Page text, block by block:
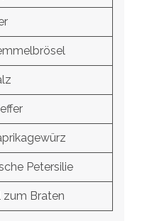
Petersilie
zum Braten